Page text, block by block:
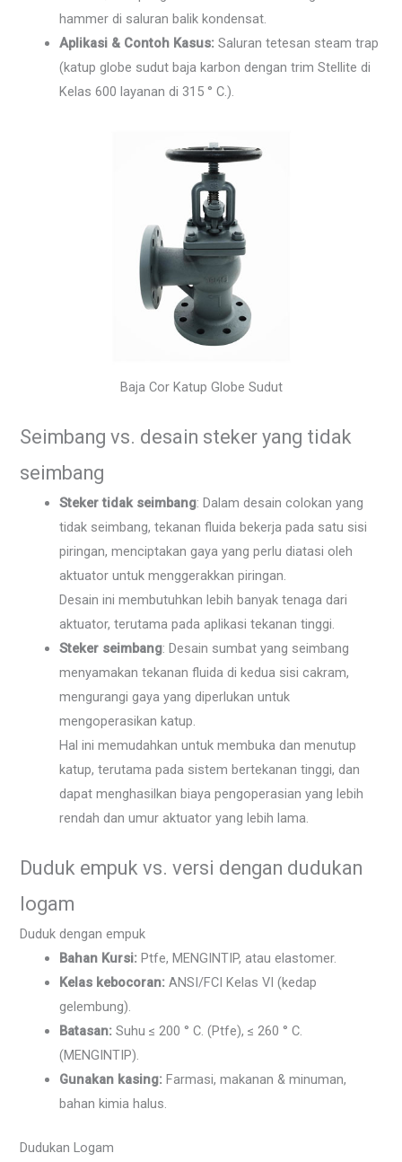
hammer di saluran balik kondensat.
Aplikasi & Contoh Kasus: Saluran tetesan steam trap
(katup globe sudut baja karbon dengan trim Stellite di
Kelas 600 layanan di 315 ° C.).
Baja Cor Katup Globe Sudut
Seimbang vs. desain steker yang tidak
seimbang
Steker tidak seimbang: Dalam desain colokan yang
tidak seimbang, tekanan fluida bekerja pada satu sisi
piringan, menciptakan gaya yang perlu diatasi oleh
aktuator untuk menggerakkan piringan.
Desain ini membutuhkan lebih banyak tenaga dari
aktuator, terutama pada aplikasi tekanan tinggi.
Steker seimbang: Desain sumbat yang seimbang
menyamakan tekanan fluida di kedua sisi cakram,
mengurangi gaya yang diperlukan untuk
mengoperasikan katup.
Hal ini memudahkan untuk membuka dan menutup
katup, terutama pada sistem bertekanan tinggi, dan
dapat menghasilkan biaya pengoperasian yang lebih
rendah dan umur aktuator yang lebih lama.
Duduk empuk vs. versi dengan dudukan
logam
Duduk dengan empuk
Bahan Kursi: Ptfe, MENGINTIP, atau elastomer.
Kelas kebocoran: ANSI/FCI Kelas VI (kedap
gelembung).
Batasan: Suhu ≤ 200 ° C. (Ptfe), ≤ 260 ° C.
(MENGINTIP).
Gunakan kasing: Farmasi, makanan & minuman,
bahan kimia halus.
Dudukan Logam